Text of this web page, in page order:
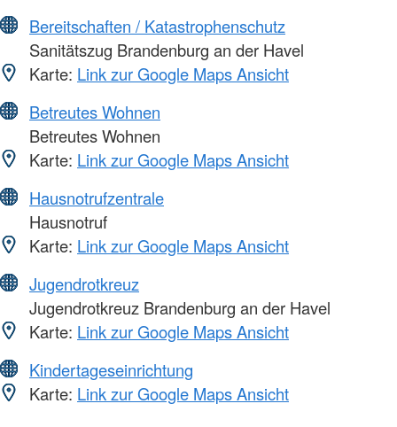
Bereitschaften / Katastrophenschutz
Sanitätszug Brandenburg an der Havel
Karte: Link zur Google Maps Ansicht
Betreutes Wohnen
Betreutes Wohnen
Karte: Link zur Google Maps Ansicht
Hausnotrufzentrale
Hausnotruf
Karte: Link zur Google Maps Ansicht
Jugendrotkreuz
Jugendrotkreuz Brandenburg an der Havel
Karte: Link zur Google Maps Ansicht
Kindertageseinrichtung
Karte: Link zur Google Maps Ansicht